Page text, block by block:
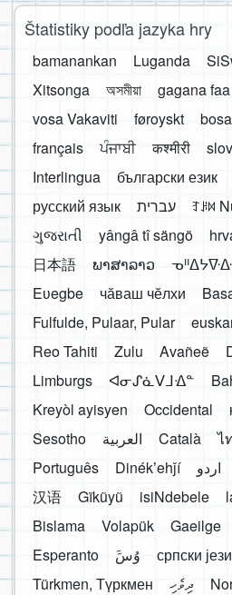
Štatistiky podľa jazyka hry
bamanankan Luganda
Xitsonga
অসমীয়া
gagana
vosa Vakaviti
føroyskt
français
ਪੰਜਾਬੀ कश्मीरी
Interlingua
български език
русский язык
עברית
ગુજરાતી
yângâ tî sängö
日本語
ພາສາລາວ
Eʋegbe
чӑваш чӗлхи
Fulfulde, Pulaar, Pular
Reo Tahiti
Zulu Avañeẽ
Limburgs
ᐊᓂᔑᓈᐯᒧᐎᓐ
Kreyòl ayisyen
Occidental
Sesotho
العربية Català ไ
Português
Dinékʼehǰí اردو
汉语
Gĩkũyũ isiNdebele
Bislama
Volapük Gaeilge
Esperanto
َوُسَ
српски
Türkmen, Түркмен
ދިވެހި